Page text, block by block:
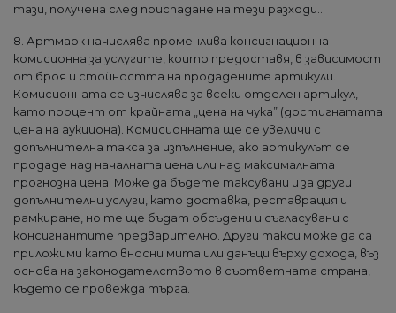
тази, получена след приспадане на тези разходи..
8. Артмарк начислява променлива консигнационна
комисионна за услугите, които предоставя, в зависимост
от броя и стойността на продадените артикули.
Комисионната се изчислява за всеки отделен артикул,
като процент от крайната „цена на чука” (достигнатата
цена на аукциона). Комисионната ще се увеличи с
допълнителна такса за изпълнение, ако артикулът се
продаде над началната цена или над максималната
прогнозна цена. Може да бъдете таксувани и за други
допълнителни услуги, като доставка, реставрация и
рамкиране, но те ще бъдат обсъдени и съгласувани с
консигнантите предварително. Други такси може да са
приложими като вносни мита или данъци върху дохода, въз
основа на законодателството в съответната страна,
където се провежда търга.